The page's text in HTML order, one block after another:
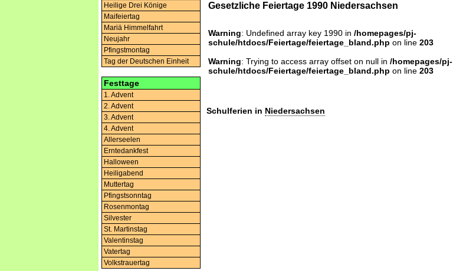
Heilige Drei Könige
Maifeiertag
Mariä Himmelfahrt
Neujahr
Pfingstmontag
Tag der Deutschen Einheit
Festtage
1. Advent
2. Advent
3. Advent
4. Advent
Allerseelen
Erntedankfest
Halloween
Heiligabend
Muttertag
Pfingstsonntag
Rosenmontag
Silvester
St. Martinstag
Valentinstag
Vatertag
Volkstrauertag
Gesetzliche Feiertage 1990 Niedersachsen
Warning: Undefined array key 1990 in /homepages/pj-
schule/htdocs/Feiertage/feiertage_bland.php on line 203
Warning: Trying to access array offset on null in /homepages/pj-
schule/htdocs/Feiertage/feiertage_bland.php on line 203
Schulferien in Niedersachsen